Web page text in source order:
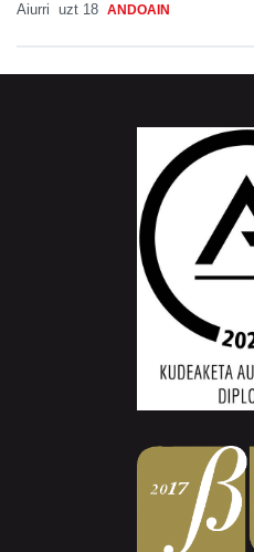
Aiurri uzt 18 ANDOAIN